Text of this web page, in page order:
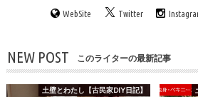
WebSite Twitter
NEW POST このライターの最新記事
土壁とわたし【古民家DIY日記】